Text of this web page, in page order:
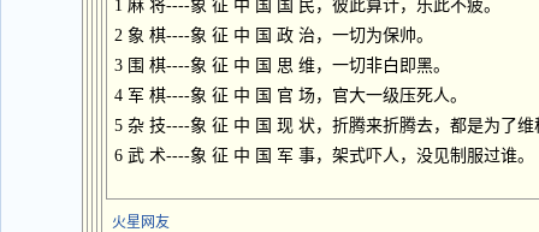
1 麻 将----象 征 中 国 国 民，彼此算计，乐此不疲。
2 象 棋----象 征 中 国 政 治，一切为保帅。
3 围 棋----象 征 中 国 思 维，一切非白即黑。
4 军 棋----象 征 中 国 官 场，官大一级压死人。
5 杂 技----象 征 中 国 现 状，折腾来折腾去，都是为了维
6 武 术----象 征 中 国 军 事，架式吓人，没见制服过谁。
火星网友